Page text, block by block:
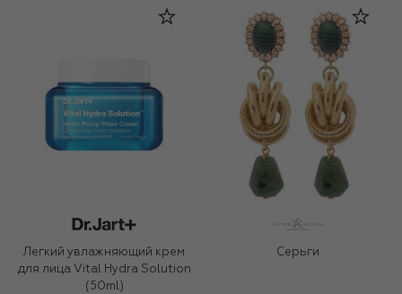
Легкий увлажняющий крем
для лица Vital Hydra Solution
(50ml)
Серьги